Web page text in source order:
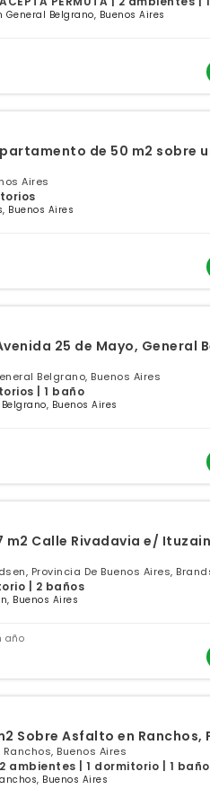
Belgrano, Buenos Aires
de 50 m2 sobre
Aires
Buenos Aires
25 de Mayo,
Belgrano, Buenos Aires
| 1 baño
Buenos Aires
m2 Calle Rivadavia e/
Provincia De Buenos Aires,
| 2 baños
Buenos Aires
año
Sobre Asfalto en Ranchos,
Buenos Aires
2 ambientes | 1 dormitorio | 1 baño
Buenos Aires